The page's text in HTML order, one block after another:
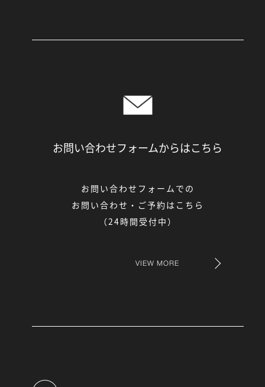
お問い合わせフォームからはこちら
お問い合わせフォームでの
お問い合わせ・ご予約はこちら
（24時間受付中）
VIEW MORE